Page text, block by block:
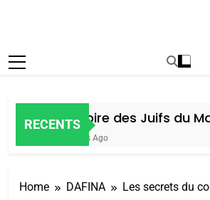
RECENTSHistoire des Juifs du
5 Jours Ago
Home DAFINA Les secrets du